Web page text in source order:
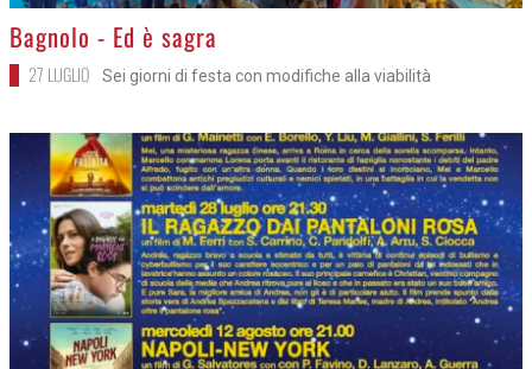
>
Bagnolo - Ed è sagra
27 LUGLIO Sei giorni di festa con modifiche alla viabilità